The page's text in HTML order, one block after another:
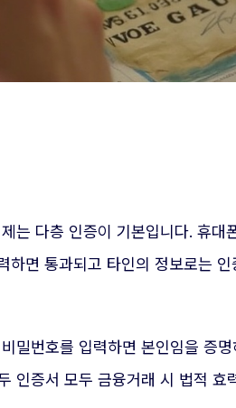
는 다층 인증이 기본입니다. 휴대
면 통과되고 타인의 정보로는 인
밀번호를 입력하면 본인임을 증
인증서 모두 금융거래 시 법적 효